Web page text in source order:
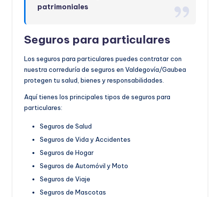
patrimoniales
Seguros para particulares
Los seguros para particulares puedes contratar con
nuestra correduría de seguros en Valdegovía/Gaubea
protegen tu salud, bienes y responsabilidades.
Aquí tienes los principales tipos de seguros para
particulares:
Seguros de Salud
Seguros de Vida y Accidentes
Seguros de Hogar
Seguros de Automóvil y Moto
Seguros de Viaje
Seguros de Mascotas